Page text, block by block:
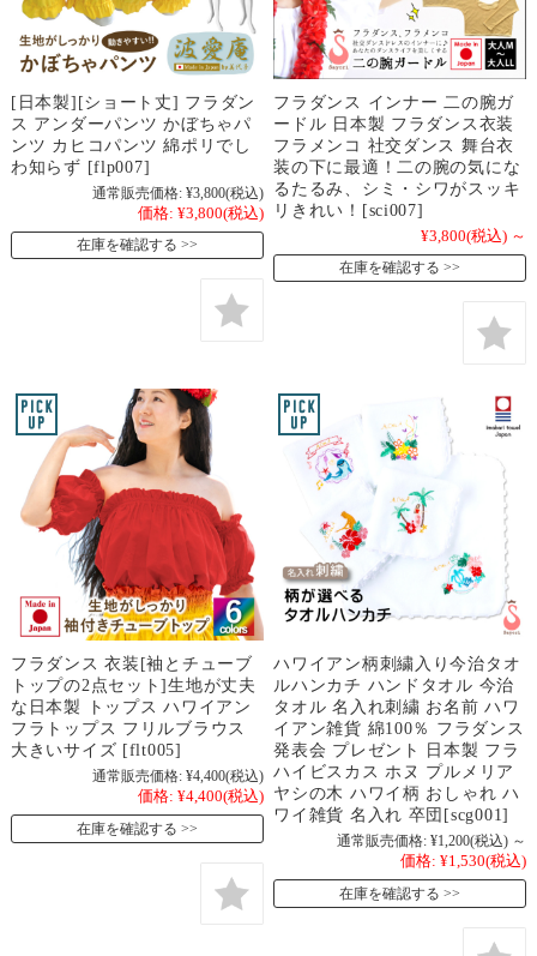
[日本製][ショート丈] フラダン
ス アンダーパンツ かぼちゃパ
ンツ カヒコパンツ 綿ポリでし
わ知らず [flp007]
通常販売価格: ¥3,800(税込)
価格: ¥3,800(税込)
在庫を確認する
フラダンス インナー 二の腕ガ
ードル 日本製 フラダンス衣装
フラメンコ 社交ダンス 舞台衣
装の下に最適！二の腕の気にな
るたるみ、シミ・シワがスッキ
リきれい！[sci007]
¥3,800(税込) ～
在庫を確認する
フラダンス 衣装[袖とチューブ
トップの2点セット]生地が丈夫
な日本製 トップス ハワイアン
フラトップス フリルブラウス
大きいサイズ [flt005]
通常販売価格: ¥4,400(税込)
価格: ¥4,400(税込)
在庫を確認する
ハワイアン柄刺繍入り今治タオ
ルハンカチ ハンドタオル 今治
タオル 名入れ刺繍 お名前 ハワ
イアン雑貨 綿100％ フラダンス
発表会 プレゼント 日本製 フラ
ハイビスカス ホヌ プルメリア
ヤシの木 ハワイ柄 おしゃれ ハ
ワイ雑貨 名入れ 卒団[scg001]
通常販売価格: ¥1,200(税込) ～
価格: ¥1,530(税込)
在庫を確認する